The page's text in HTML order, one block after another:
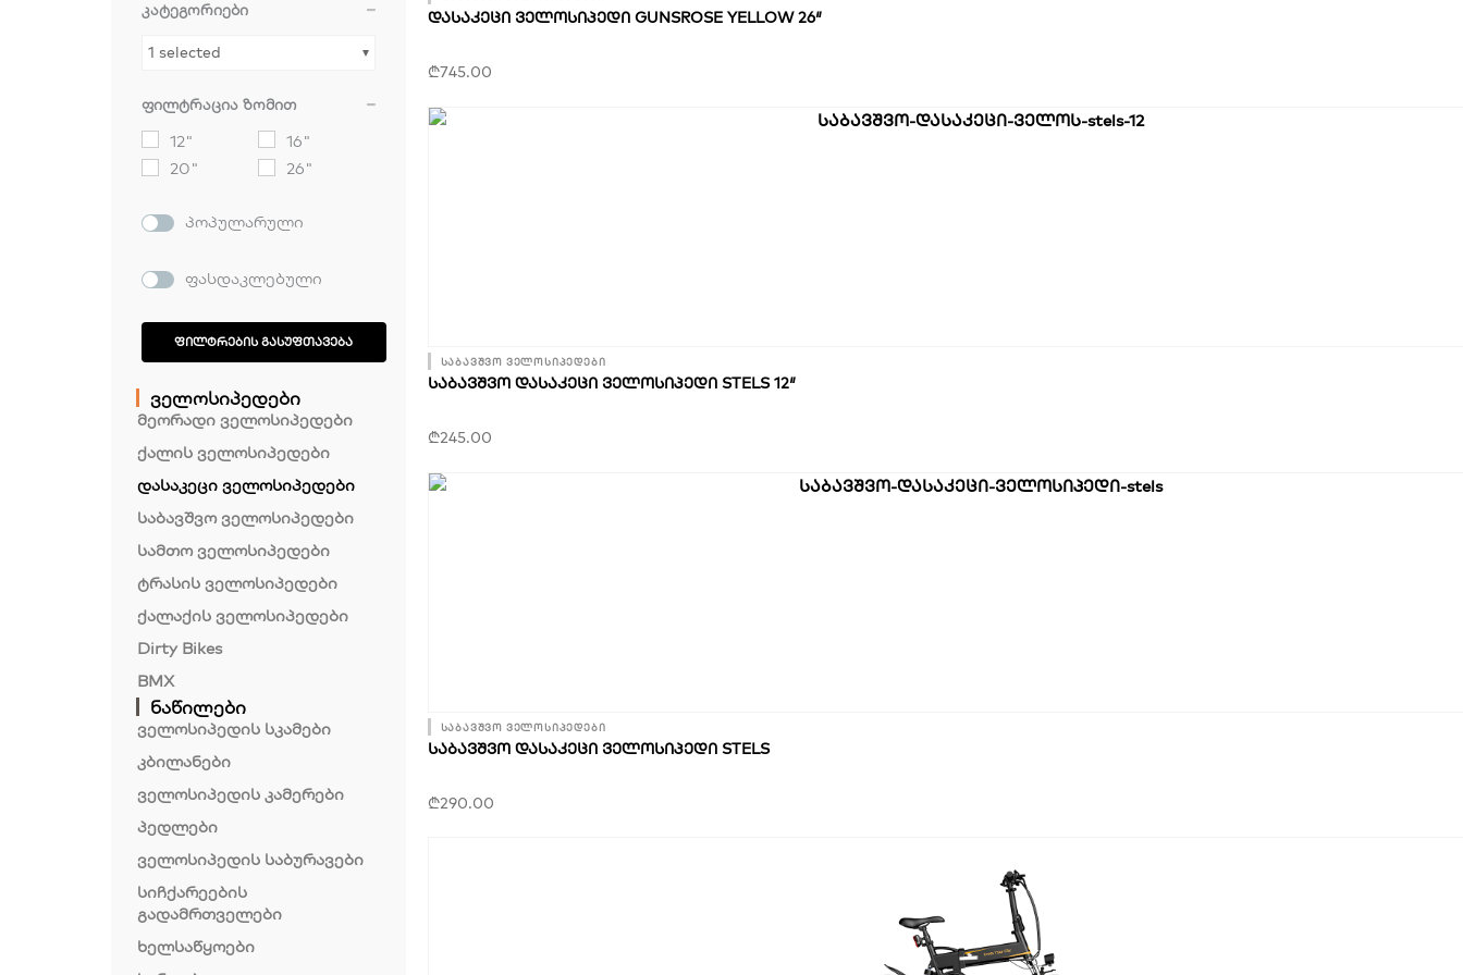
კატეგორიები
1 selected
ფილტრაცია ზომით
12"
16"
20"
26"
პოპულარული
ფასდაკლებული
ᲤᲘᲚᲢᲠᲔᲑᲘᲡ ᲒᲐᲡᲣᲤᲗᲐᲕᲔᲑᲐ
ველოსიპედები
მეორადი ველოსიპედები
ქალის ველოსიპედები
დასაკეცი ველოსიპედები
საბავშვო ველოსიპედები
სამთო ველოსიპედები
ტრასის ველოსიპედები
ქალაქის ველოსიპედები
Dirty Bikes
BMX
ნაწილები
ველოსიპედის სკამები
კბილანები
ველოსიპედის კამერები
პედლები
ველოსიპედის საბურავები
სიჩქარეების
გადამრთველები
ხელსაწყოები
ᲓᲐᲡᲐᲙᲔᲪᲘ ᲕᲔᲚᲝᲡᲘᲞᲔᲓᲘ GUNSROSE YELLOW 26″
₾745.00
საბავშვო ველოსიპედები
ᲡᲐᲑᲐᲕᲨᲕᲝ ᲓᲐᲡᲐᲙᲔᲪᲘ ᲕᲔᲚᲝᲡᲘᲞᲔᲓᲘ STELS 12″
₾245.00
საბავშვო ველოსიპედები
ᲡᲐᲑᲐᲕᲨᲕᲝ ᲓᲐᲡᲐᲙᲔᲪᲘ ᲕᲔᲚᲝᲡᲘᲞᲔᲓᲘ STELS
₾290.00